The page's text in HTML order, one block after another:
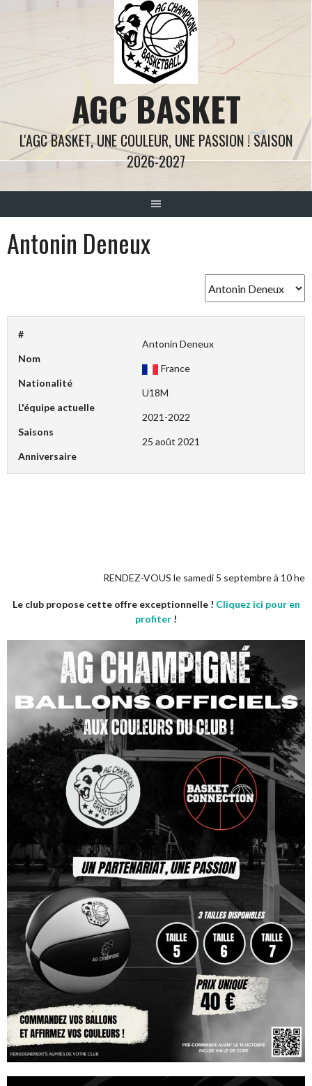
AGC BASKET
L'AGC BASKET, UNE COULEUR, UNE PASSION ! SAISON
2026-2027
Antonin Deneux
#
Nom
Antonin Deneux
Nationalité
France
L'équipe actuelle
U18M
Saisons
2021-2022
Anniversaire
25 août 2021
RENDEZ-VOUS le samedi 5 septembre à 10 heures
Le club propose cette offre exceptionnelle ! Cliquez ici pour en
profiter !